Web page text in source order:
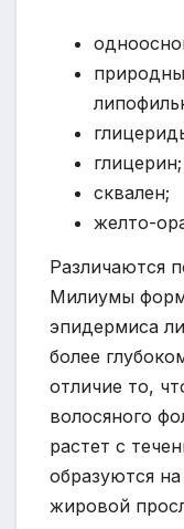
глицерин;
сквален;
желто-
Различаются
Милиумы
эпидермиса
более
отличие то,
волосяного
растет с
образуются
жировой